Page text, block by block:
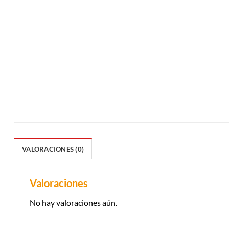
VALORACIONES (0)
Valoraciones
No hay valoraciones aún.